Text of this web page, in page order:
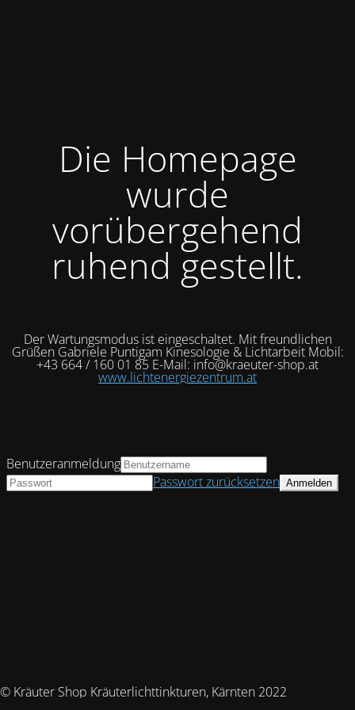
Die Homepage
wurde
vorübergehend
ruhend gestellt.
Der Wartungsmodus ist eingeschaltet. Mit freundlichen
Grüßen Gabriele Puntigam Kinesologie & Lichtarbeit Mobil:
+43 664 / 160 01 85 E-Mail: info@kraeuter-shop.at
www.lichtenergiezentrum.at
© Kräuter Shop Kräuterlichttinkturen, Kärnten 2022
Benutzeranmeldung
Passwort zurücksetzen